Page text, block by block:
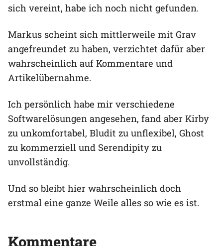
sich vereint, habe ich noch nicht gefunden.
Markus scheint sich mittlerweile mit Grav
angefreundet zu haben, verzichtet dafür aber
wahrscheinlich auf Kommentare und
Artikelübernahme.
Ich persönlich habe mir verschiedene
Softwarelösungen angesehen, fand aber Kirby
zu unkomfortabel, Bludit zu unflexibel, Ghost
zu kommerziell und Serendipity zu
unvollständig.
Und so bleibt hier wahrscheinlich doch
erstmal eine ganze Weile alles so wie es ist.
Kommentare